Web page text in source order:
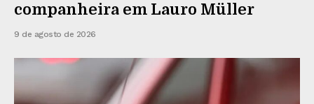
companheira em Lauro Müller
9 de agosto de 2026